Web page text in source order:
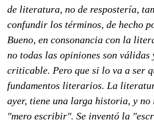
de literatura, no de respostería,
confundir los términos, de hecho
Bueno, en consonancia con la
no todas las opiniones son válidas
criticable. Pero que si lo va a ser
fundamentos literarios. La
ayer, tiene una larga historia, y no
"mero escribir". Se inventó la